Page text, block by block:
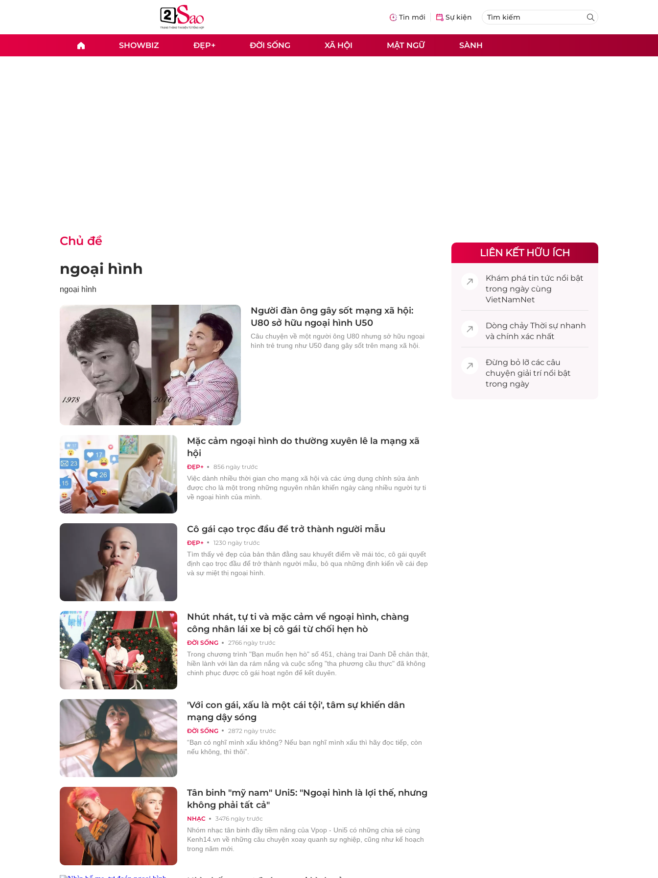
Tin mới Sự kiện
SHOWBIZ ĐẸP+ ĐỜI SỐNG XÃ HỘI MẬT NGỮ SÀNH
Chủ đề
ngoại hình
ngoại hình
Người đàn ông gây sốt mạng xã hội:
U80 sở hữu ngoại hình U50
Câu chuyện về một người ông U80 nhưng sở hữu ngoại
hình trẻ trung như U50 đang gây sốt trên mạng xã hội.
ĐẸP+ 856 ngày trước
Mặc cảm ngoại hình do thường xuyên lê la mạng xã
hội
Việc dành nhiều thời gian cho mạng xã hội và các ứng dụng chỉnh sửa ảnh
được cho là một trong những nguyên nhân khiến ngày càng nhiều người tự ti
về ngoại hình của mình.
ĐẸP+ 1230 ngày trước
Cô gái cạo trọc đầu để trở thành người mẫu
Tìm thấy vẻ đẹp của bản thân đằng sau khuyết điểm về mái tóc, cô gái quyết
định cạo trọc đầu để trở thành người mẫu, bỏ qua những định kiến về cái đẹp
và sự miệt thị ngoại hình.
ĐỜI SỐNG 2766 ngày trước
Nhút nhát, tự ti và mặc cảm về ngoại hình, chàng
công nhân lái xe bị cô gái từ chối hẹn hò
Trong chương trình "Bạn muốn hẹn hò" số 451, chàng trai Danh Dễ chân thật,
hiền lành với làn da rám nắng và cuộc sống "tha phương cầu thực" đã không
chinh phục được cô gái hoạt ngôn để kết duyên.
ĐỜI SỐNG 2872 ngày trước
'Với con gái, xấu là một cái tội', tâm sự khiến dân
mạng dậy sóng
“Bạn có nghĩ mình xấu không? Nếu bạn nghĩ mình xấu thì hãy đọc tiếp, còn
nếu không, thì thôi”.
NHẠC 3476 ngày trước
Tân binh "mỹ nam" Uni5: "Ngoại hình là lợi thế, nhưng
không phải tất cả"
Nhóm nhạc tân binh đầy tiềm năng của Vpop - Uni5 có những chia sẻ cùng
Kenh14.vn về những câu chuyện xoay quanh sự nghiệp, cũng như kế hoạch
trong năm mới.
LIÊN KẾT HỮU ÍCH
Khám phá tin tức nổi bật
trong ngày cùng
VietNamNet
Dòng chảy Thời sự nhanh
và chính xác nhất
Đừng bỏ lỡ các câu
chuyện giải trínổi bật
trong ngày